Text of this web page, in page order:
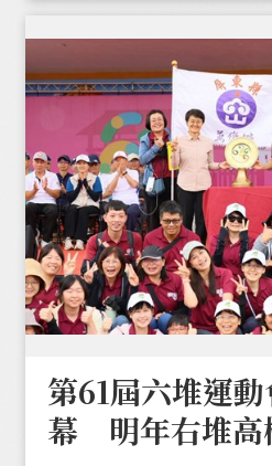
第61屆六堆運
幕 明年右堆高